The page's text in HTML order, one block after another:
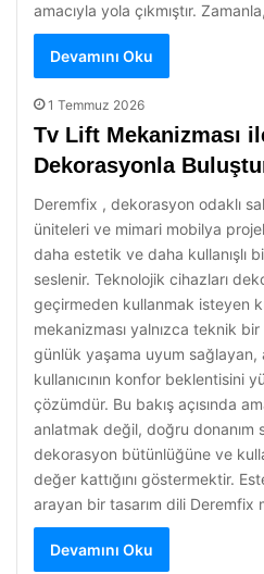
amacıyla yola çıkmıştır.
Devamını Oku
1 Temmuz 2026
Tv Lift Mekanizması
Dekorasyonla
Deremfix , dekorasyon odaklı
üniteleri ve mimari mobilya
daha estetik ve daha kullanışlı
seslenir. Teknolojik cihazları
geçirmeden kullanmak isteyen
mekanizması yalnızca teknik
günlük yaşama uyum sağlayan,
kullanıcının konfor beklentisini
çözümdür. Bu bakış açısında
anlatmak değil, doğru donanım
dekorasyon bütünlüğüne ve
değer kattığını göstermektir.
arayan bir tasarım dili Deremfix
Devamını Oku